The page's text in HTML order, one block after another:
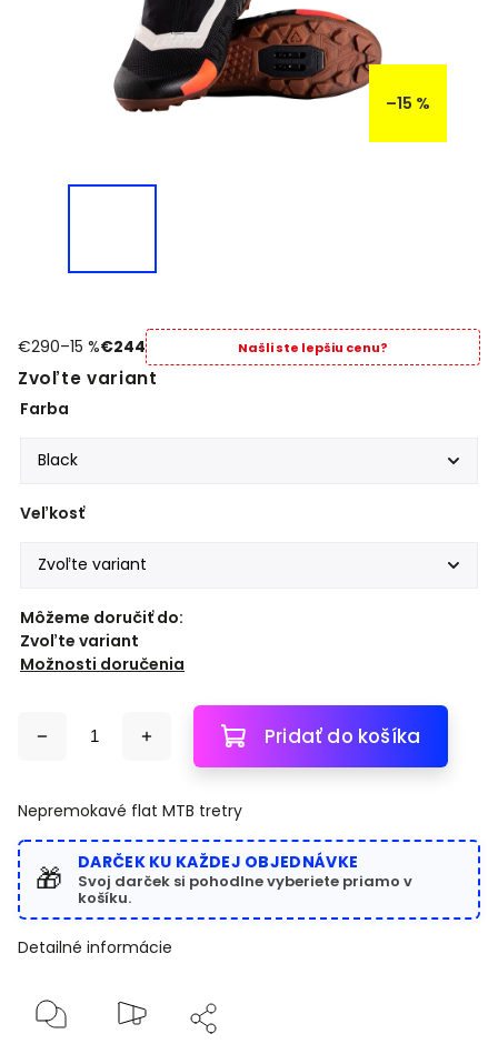
–15 %
€290–15 %€244 Našli ste lepšiu cenu?
Zvoľte variant
Farba
Veľkosť
Môžeme doručiť do:
Zvoľte variant
Možnosti doručenia
Pridať do košíka
Nepremokavé flat MTB tretry
🎁 DARČEK KU KAŽDEJ OBJEDNÁVKE
Svoj darček si pohodlne vyberiete priamo v
košíku.
Detailné informácie